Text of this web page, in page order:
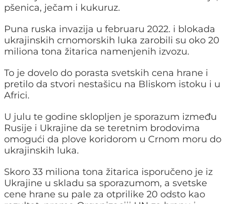
pšenica, ječam i kukuruz.
Puna ruska invazija u februaru 2022. i blokada
ukrajinskih crnomorskih luka zarobili su oko 20
miliona tona žitarica namenjenih izvozu.
To je dovelo do porasta svetskih cena hrane i
pretilo da stvori nestašicu na Bliskom istoku i u
Africi.
U julu te godine sklopljen je sporazum između
Rusije i Ukrajine da se teretnim brodovima
omogući da plove koridorom u Crnom moru do
ukrajinskih luka.
Skoro 33 miliona tona žitarica isporučeno je iz
Ukrajine u skladu sa sporazumom, a svetske
cene hrane su pale za otprilike 20 odsto kao